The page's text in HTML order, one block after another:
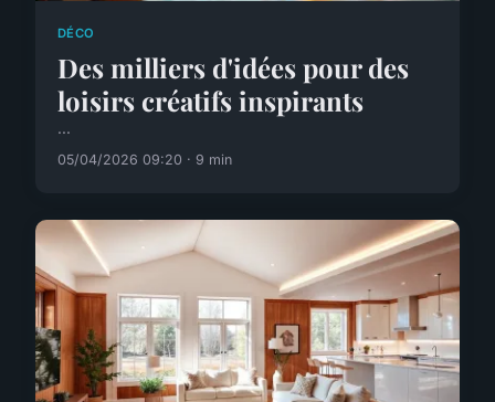
DÉCO
Des milliers d'idées pour des
loisirs créatifs inspirants
...
05/04/2026 09:20 · 9 min